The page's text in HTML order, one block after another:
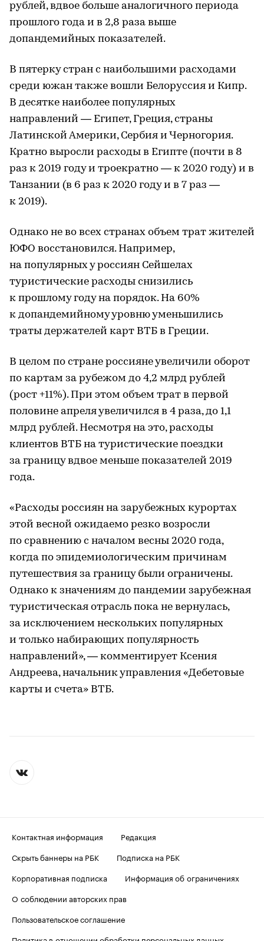
рублей, вдвое больше аналогичного периода
прошлого года и в 2,8 раза выше
допандемийных показателей.
В пятерку стран с наибольшими расходами
среди южан также вошли Белоруссия и Кипр.
В десятке наиболее популярных
направлений — Египет, Греция, страны
Латинской Америки, Сербия и Черногория.
Кратно выросли расходы в Египте (почти в 8
раз к 2019 году и троекратно — к 2020 году) и в
Танзании (в 6 раз к 2020 году и в 7 раз —
к 2019).
Однако не во всех странах объем трат жителей
ЮФО восстановился. Например,
на популярных у россиян Сейшелах
туристические расходы снизились
к прошлому году на порядок. На 60%
к допандемийному уровню уменьшились
траты держателей карт ВТБ в Греции.
В целом по стране россияне увеличили оборот
по картам за рубежом до 4,2 млрд рублей
(рост +11%). При этом объем трат в первой
половине апреля увеличился в 4 раза, до 1,1
млрд рублей. Несмотря на это, расходы
клиентов ВТБ на туристические поездки
за границу вдвое меньше показателей 2019
года.
«Расходы россиян на зарубежных курортах
этой весной ожидаемо резко возросли
по сравнению с началом весны 2020 года,
когда по эпидемиологическим причинам
путешествия за границу были ограничены.
Однако к значениям до пандемии зарубежная
туристическая отрасль пока не вернулась,
за исключением нескольких популярных
и только набирающих популярность
направлений», — комментирует Ксения
Андреева, начальник управления «Дебетовые
карты и счета» ВТБ.
Контактная информация
Редакция
Скрыть баннеры на РБК
Подписка на РБК
Корпоративная подписка
Информация об ограничениях
О соблюдении авторских прав
Пользовательское соглашение